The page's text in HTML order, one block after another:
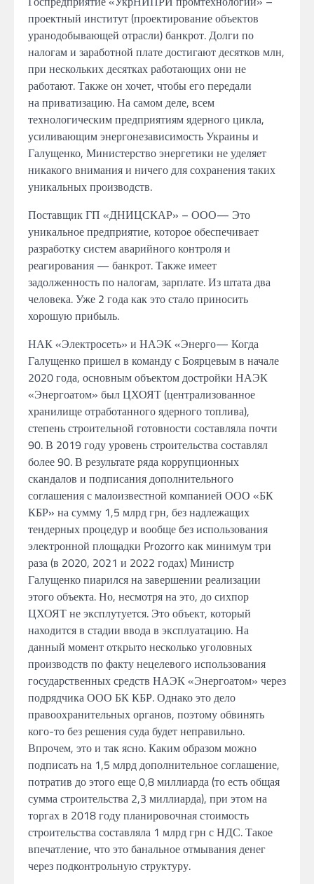
проектный институт (проектирование объектов
уранодобывающей отрасли)банкрот.Долги по
налогами заработной платедостигаютдесятков млн,
при нескольких десятках работающихони не
работают.Также он хочет, чтобыегопередали
на приватизацию.На самом деле, всем
технологическим предприятиямядерногоцикла,
усиливающим энергонезависимостьУкраины и
Галущенко, Министерство энергетики не уделяет
никакого вниманияи ничегодля сохранения таких
уникальных производств.
Поставщик ГП «ДНИЦСКАР» – ООО— Это
уникальное предприятие, которое обеспечивает
разработку систем аварийного контроляи
реагирования — банкрот.Такжеимеет
задолженность поналогам, зарплате.Из штатадва
человека.Уже 2 годакак это стало приносить
хорошую прибыль.
НАК «Электросеть» и НАЭК«Энерго— Когда
Галущенкопришел в команду с Боярцевым в начале
2020года, основнымобъектом достройки НАЭК
«Энергоатом» был ЦХОЯТ (централизованное
хранилище отработанного ядерного топлива),
степень строительной готовности составляла почти
90. В 2019 годууровень строительства составлял
более90.В результатеряда коррупционных
скандалов и подписания дополнительного
соглашениясмалоизвестной компанией ООО «БК
КБР» насумму 1,5 млрд грн, без надлежащих
тендерных процедури вообще без использования
электронной площадки Prozorro как минимум три
раза(в 2020, 2021 и 2022 годах) Министр
Галущенкопиарился на завершении реализации
этого объекта.Но, несмотряна это, досихпор
ЦХОЯТ неэксплутуется. Это объект, который
находится в стадии вводав эксплуатацию.На
данный моментоткрыто несколько уголовных
производств по факту нецелевого использования
государственных средств НАЭК «Энергоатом» через
подрядчика ООО БК КБР.Однакоэто дело
правоохранительных органов, поэтомуобвинять
кого-то без решения суда будетнеправильно.
Впрочем, это и так ясно.Каким образомможно
подписатьна 1,5 млрд дополнительное соглашение,
потратив доэтого еще 0,8миллиарда (тоесть общая
суммастроительства 2,3 миллиарда), при этомна
торгах в 2018 году планировочная стоимость
строительствасоставляла 1 млрд грн сНДС.Такое
впечатление, что это банальноеотмыванияденег
через подконтрольную структуру.